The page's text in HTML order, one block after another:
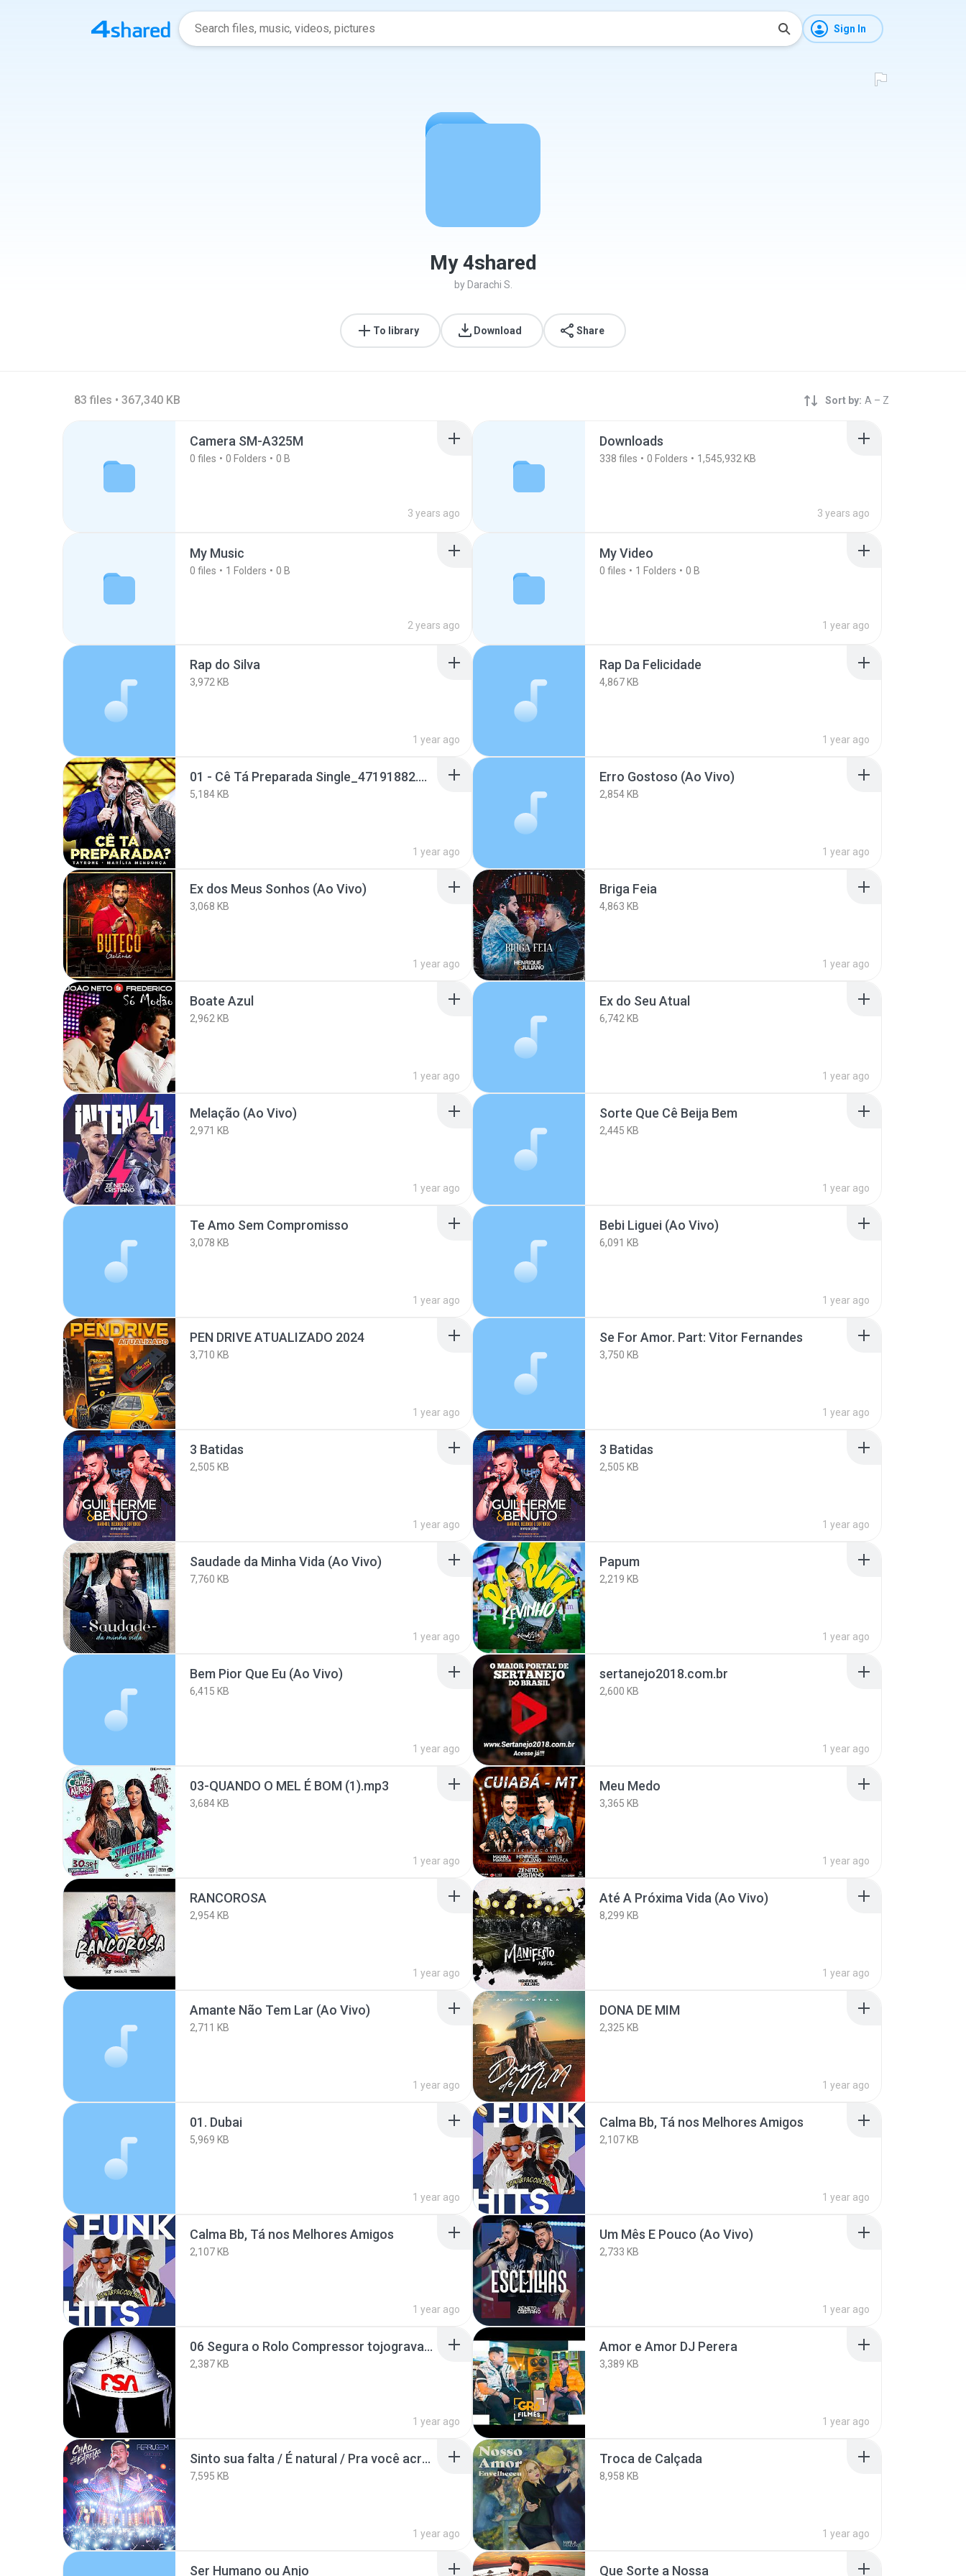
Sign In
My 4shared
by Darachi S.
To library Download Share
83 files • 367,340 KB Sort by: A – Z
Camera SM-A325M
0 files 0 Folders 0 B
3 years ago
Downloads
338 files 0 Folders 1,545,932 KB
3 years ago
My Music
0 files 1 Folders 0 B
2 years ago
My Video
0 files 1 Folders 0 B
1 year ago
Rap do Silva
3,972 KB
1 year ago
Rap Da Felicidade
4,867 KB
1 year ago
01 - Cê Tá Preparada Single_47191882.mp3
5,184 KB
1 year ago
Erro Gostoso (Ao Vivo)
2,854 KB
1 year ago
Ex dos Meus Sonhos (Ao Vivo)
3,068 KB
1 year ago
Briga Feia
4,863 KB
1 year ago
Boate Azul
2,962 KB
1 year ago
Ex do Seu Atual
6,742 KB
1 year ago
Melação (Ao Vivo)
2,971 KB
1 year ago
Sorte Que Cê Beija Bem
2,445 KB
1 year ago
Te Amo Sem Compromisso
3,078 KB
1 year ago
Bebi Liguei (Ao Vivo)
6,091 KB
1 year ago
PEN DRIVE ATUALIZADO 2024
3,710 KB
1 year ago
Se For Amor. Part: Vitor Fernandes
3,750 KB
1 year ago
3 Batidas
2,505 KB
1 year ago
3 Batidas
2,505 KB
1 year ago
Saudade da Minha Vida (Ao Vivo)
7,760 KB
1 year ago
Papum
2,219 KB
1 year ago
Bem Pior Que Eu (Ao Vivo)
6,415 KB
1 year ago
sertanejo2018.com.br
2,600 KB
1 year ago
03-QUANDO O MEL É BOM (1).mp3
3,684 KB
1 year ago
Meu Medo
3,365 KB
1 year ago
RANCOROSA
2,954 KB
1 year ago
Até A Próxima Vida (Ao Vivo)
8,299 KB
1 year ago
Amante Não Tem Lar (Ao Vivo)
2,711 KB
1 year ago
DONA DE MIM
2,325 KB
1 year ago
01. Dubai
5,969 KB
1 year ago
Calma Bb, Tá nos Melhores Amigos
2,107 KB
1 year ago
Calma Bb, Tá nos Melhores Amigos
2,107 KB
1 year ago
Um Mês E Pouco (Ao Vivo)
2,733 KB
1 year ago
06 Segura o Rolo Compressor tojogravacoes.mp3
2,387 KB
1 year ago
Amor e Amor DJ Perera
3,389 KB
1 year ago
Sinto sua falta / É natural / Pra você acreditar / Pirata e tesouro (Ao vivo)
7,595 KB
1 year ago
Troca de Calçada
8,958 KB
1 year ago
Ser Humano ou Anjo Que Sorte a Nossa